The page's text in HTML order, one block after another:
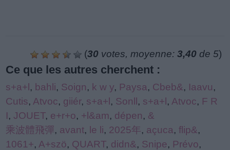
(30 votes, moyenne: 3,40 de 5)
Ce que les autres cherchent :
s+a+l, bahli, Soign, k w y, Paysa, Cbeb&, Iaavu,
Cutis, Atvoc, giiér, s+a+l, Sonll, s+a+l, Atvoc, F R
I, JOUET, e+r+o, +l&am, dépen, &
乘波體飛彈, avant, le li, 2025年, açuca, flip&,
1061+, A+szö, QUART, didn&, Snipe, Prévo,